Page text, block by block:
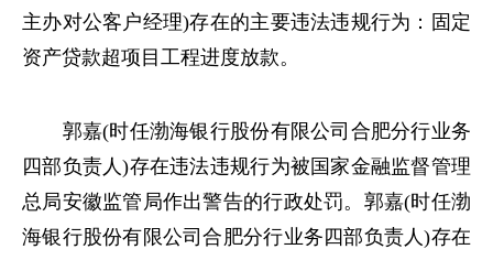
主办对公客户经理)存在的主要违法违规行为：固定
资产贷款超项目工程进度放款。
郭嘉(时任渤海银行股份有限公司合肥分行业务
四部负责人)存在违法违规行为被国家金融监督管理
总局安徽监管局作出警告的行政处罚。郭嘉(时任渤
海银行股份有限公司合肥分行业务四部负责人)存在